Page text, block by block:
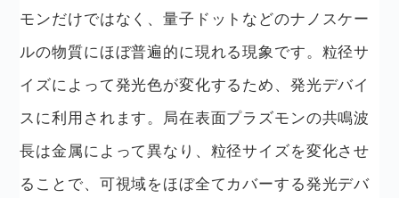
モンだけではなく、量子ドットなどのナノスケー
ルの物質にほぼ普遍的に現れる現象です。粒径サ
イズによって発光色が変化するため、発光デバイ
スに利用されます。局在表面プラズモンの共鳴波
長は金属によって異なり、粒径サイズを変化させ
ることで、可視域をほぼ全てカバーする発光デバ